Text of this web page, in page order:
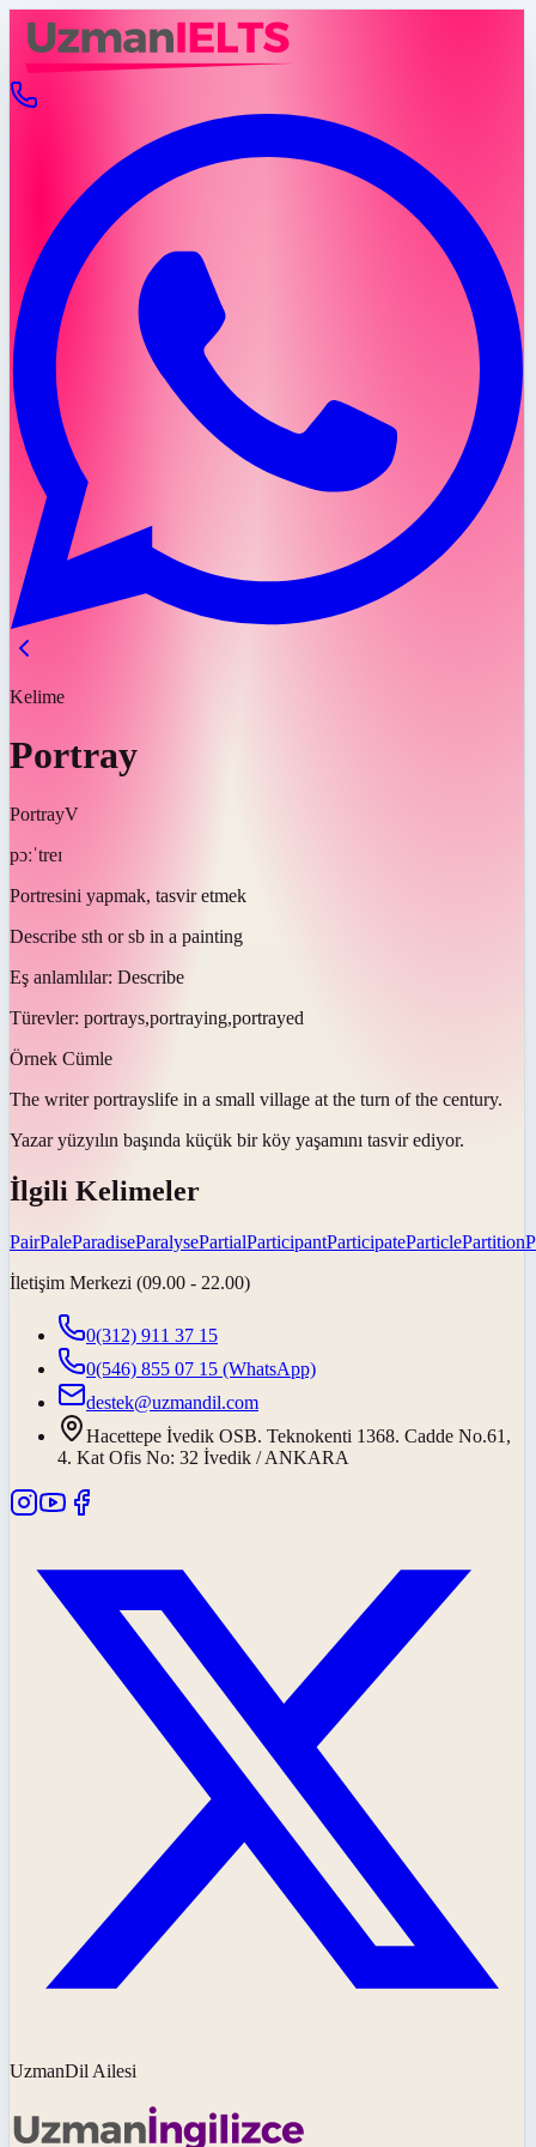
Kelime
Portray
PortrayV
pɔːˈtreɪ
Portresini yapmak, tasvir etmek
Describe sth or sb in a painting
Eş anlamlılar: Describe
Türevler: portrays,portraying,portrayed
Örnek Cümle
The writer portrayslife in a small village at the turn of the century.
Yazar yüzyılın başında küçük bir köy yaşamını tasvir ediyor.
İlgili Kelimeler
PairPaleParadiseParalysePartialParticipantParticipateParticlePartition
İletişim Merkezi (09.00 - 22.00)
0(312) 911 37 15
0(546) 855 07 15 (WhatsApp)
destek@uzmandil.com
Hacettepe İvedik OSB. Teknokenti 1368. Cadde No.61,
4. Kat Ofis No: 32 İvedik / ANKARA
UzmanDil Ailesi